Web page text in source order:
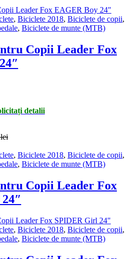
, Biciclete 2018, Biciclete de copii,
, Biciclete de munte (MTB)
Copii Leader Fox
detalii
lei
, Biciclete 2018, Biciclete de copii,
, Biciclete de munte (MTB)
Copii Leader Fox
, Biciclete 2018, Biciclete de copii,
, Biciclete de munte (MTB)